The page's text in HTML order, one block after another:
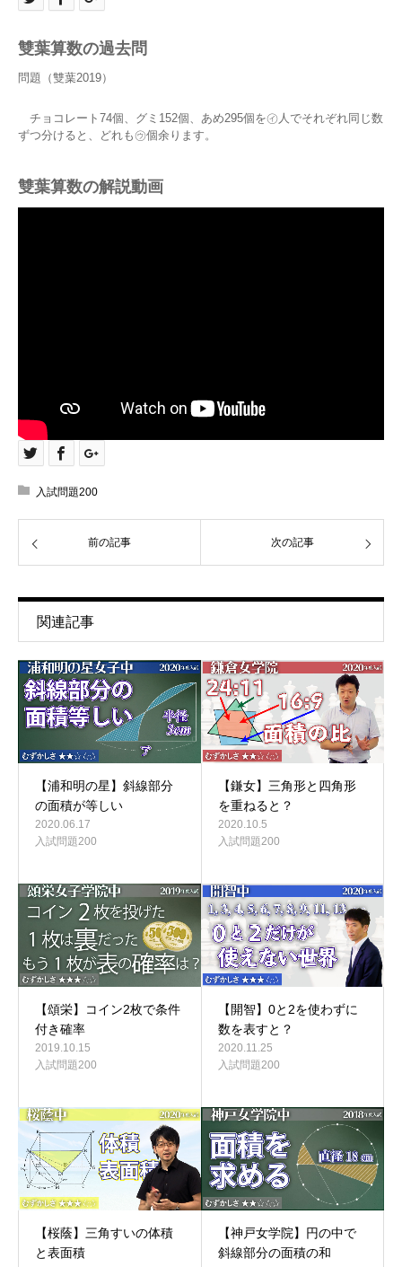
雙葉算数の過去問
問題（雙葉2019）
チョコレート74個、グミ152個、あめ295個を㋑人でそれぞれ同じ数
ずつ分けると、どれも㋒個余ります。
雙葉算数の解説動画
入試問題200
前の記事 次の記事
関連記事
【浦和明の星】斜線部分
の面積が等しい
2020.06.17
入試問題200
【鎌女】三角形と四角形
を重ねると？
2020.10.5
入試問題200
【頌栄】コイン2枚で条件
付き確率
2019.10.15
入試問題200
【開智】0と2を使わずに
数を表すと？
2020.11.25
入試問題200
【桜蔭】三角すいの体積
と表面積
【神戸女学院】円の中で
斜線部分の面積の和